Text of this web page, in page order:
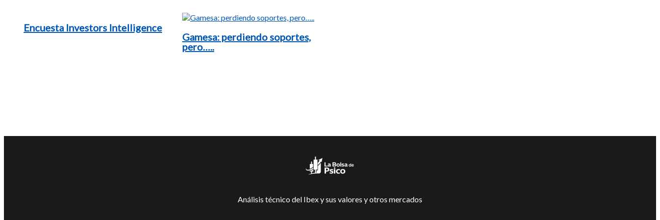
Encuesta Investors Intelligence
Gamesa: perdiendo soportes,
pero…..
Análisis técnico del Ibex y sus valores y otros mercados